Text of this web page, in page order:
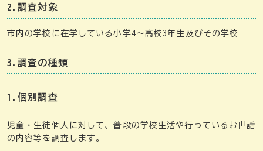
2.調査対象
市内の学校に在学している小学4～高校3年生及びその学校
3.調査の種類
1.個別調査
児童・生徒個人に対して、普段の学校生活や行っているお世話
の内容等を調査します。